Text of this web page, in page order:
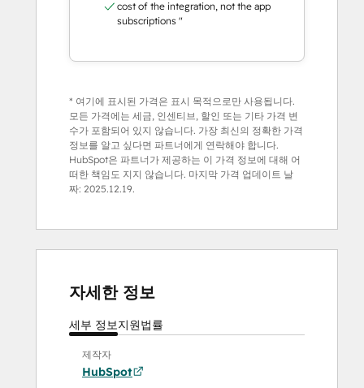
cost of the integration, not the app
subscriptions "
* 여기에 표시된 가격은 표시 목적으로만 사용됩니다.
모든 가격에는 세금, 인센티브, 할인 또는 기타 가격 변
수가 포함되어 있지 않습니다. 가장 최신의 정확한 가격
정보를 알고 싶다면 파트너에게 연락해야 합니다.
HubSpot은 파트너가 제공하는 이 가격 정보에 대해 어
떠한 책임도 지지 않습니다. 마지막 가격 업데이트 날
짜: 2025.12.19.
자세한 정보
세부 정보지원법률
제작자
HubSpot